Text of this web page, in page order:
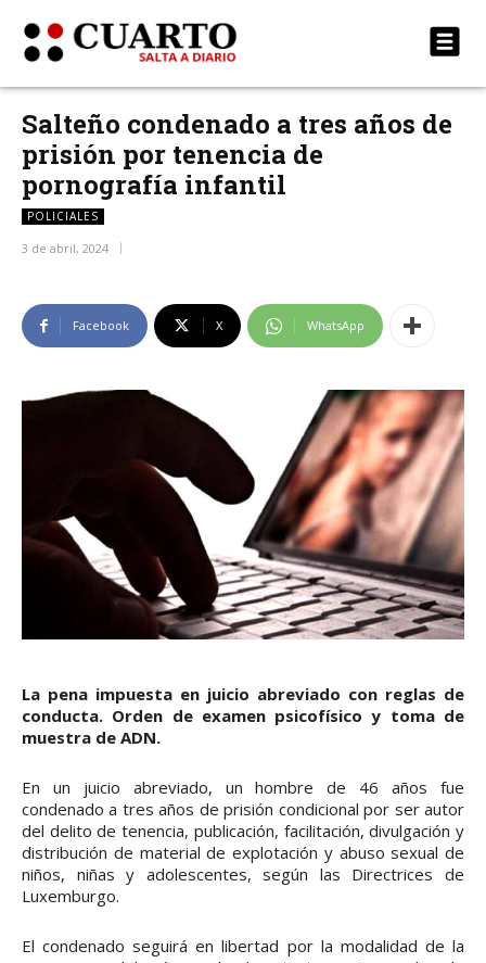
Salteño condenado a tres años de
prisión por tenencia de
pornografía infantil
POLICIALES
3 de abril, 2024
Facebook X WhatsApp
La pena impuesta en juicio abreviado con reglas de
conducta. Orden de examen psicofísico y toma de
muestra de ADN.
En un juicio abreviado, un hombre de 46 años fue
condenado a tres años de prisión condicional por ser autor
del delito de tenencia, publicación, facilitación, divulgación y
distribución de material de explotación y abuso sexual de
niños, niñas y adolescentes, según las Directrices de
Luxemburgo.
El condenado seguirá en libertad por la modalidad de la